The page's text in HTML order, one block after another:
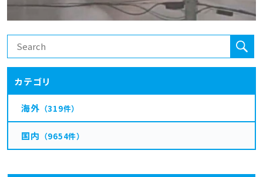
カテゴリ
海外 （319件）
国内 （9654件）